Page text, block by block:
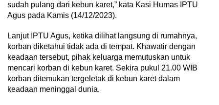
sudah pulang dari kebun karet,” kata Kasi Humas IPTU
Agus pada Kamis (14/12/2023).
Lanjut IPTU Agus, ketika dilihat langsung di rumahnya,
korban diketahui tidak ada di tempat. Khawatir dengan
keadaan tersebut, pihak keluarga memutuskan untuk
mencari korban di kebun karet. Sekira pukul 21.00 WIB
korban ditemukan tergeletak di kebun karet dalam
keadaan meninggal dunia.